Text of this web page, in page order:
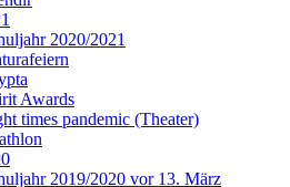
2020/2021
Awards
times pandemic (Theater)
2019/2020 vor 13. März